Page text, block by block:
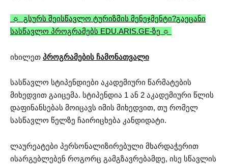
☼ გსურს შეისწავლო ტურიზმის მენეჯმენტი?გაეცანი
სასწავლო პროგრამებს EDU.ARIS.GE-ზე ☼
იხილეთ პროგრამების ჩამონათვალი
სასწავლო სტიპენდიები აკადემიური წარმატების
მიხედვით გაიცემა. სტიპენდია 1 ან 2 აკადემიური წლის
დაფინანსებას მოიცავს იმის მიხედვით, თუ რომელ
სასწავლო წელზე ჩაირიცხება კანდიდატი.
ლაურეატები პერსონალიზირებული მხარდაჭერით
ისარგებლებენ როგორც გამგზავრებამდე, ისე სწავლის